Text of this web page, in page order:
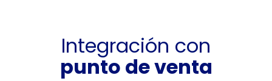
Integración con
punto de venta